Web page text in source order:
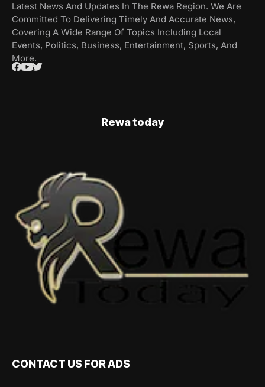
Latest News And Updates In The Rewa Region. We Are
Committed To Delivering Timely And Accurate News,
Covering A Wide Range Of Topics Including Local
Events, Politics, Business, Entertainment, Sports, And
More.
Rewa today
CONTACT US FOR ADS